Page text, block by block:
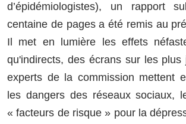
d’épidémiologistes), un rapport
centaine de pages a été remis au
Il met en lumière les effets
qu'indirects, des écrans sur les plus
experts de la commission mettent
les dangers des réseaux sociaux,
« facteurs de risque » pour la